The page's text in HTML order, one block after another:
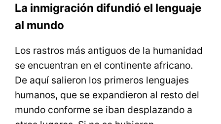
La inmigración difundió el lenguaje
al mundo
Los rastros más antiguos de la humanidad
se encuentran en el continente africano.
De aquí salieron los primeros lenguajes
humanos, que se expandieron al resto del
mundo conforme se iban desplazando a